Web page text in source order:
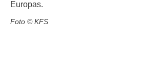
Europas.
Foto © KFS